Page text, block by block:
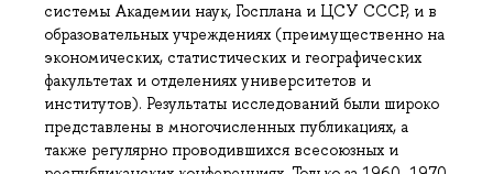
системы Академии наук, Госплана и ЦСУ СССР, и в
образовательных учреждениях (преимущественно на
экономических, статистических и географических
факультетах и отделениях университетов и
институтов). Результаты исследований были широко
представлены в многочисленных публикациях, а
также регулярно проводившихся всесоюзных и